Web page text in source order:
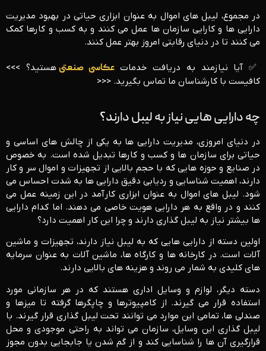
در مجموع، لیبل ‌های اموال به عنوان ابزاری حیاتی در بهبود مدیریت
دارایی‌ ها و کارایی سازمان‌ ها عمل می ‌کنند و به کسب ‌و کارها کمک
می ‌کنند تا در دنیای رقابتی امروز بهتر عمل کنند.
✅ آیا نیازمند به دریافت خدماتعکاسی صنعتی هستید؟ >>>
کافیست با کارشناسان ما تماس بگیرید. <<<
چه دارایی هایی نیاز به لیبل دارند؟
در دنیای امروزی، مدیریت دارایی ‌ها به یکی از چالش‌ های اساسی و
حیاتی برای سازمان ‌ها و کسب ‌و کارها تبدیل شده است. به خصوص
در صنایع و حوزه‌ هایی که با حجم بالایی از تجهیزات و اموال سر و کار
دارند، اهمیت شناسایی و ردیابی دقیق دارایی ‌ها به شدت احساس می
‌شود. لیبل ‌های اموال به عنوان ابزاری کارآمد در این زمینه عمل می
‌کنند و در واقع به هر دارایی هویت خاصی می ‌دهند. اما کدام دارایی
‌ها بیشتر نیاز به لیبل ‌گذاری دارند و چرا این کار اهمیت دارد؟
اولین دسته از دارایی‌ هایی که به لیبل نیاز دارند، تجهیزات و ماشین
‌آلات است. در کارخانه ‌ها و کارگاه ‌ها، ماشین‌ آلات به عنوان سرمایه
‌های کلیدی به شمار می ‌روند و هزینه ‌های بالایی دارند.
دسته دیگر، لوازم و وسایل اداری هستند که در هر سازمانی مورد
استفاده قرار می ‌گیرند. از کامپیوترها و چاپگرها گرفته تا میزها و
صندلی‌ ها، تمامی این موارد می‌ توانند تحت لیبل ‌گذاری قرار گیرند. با
لیبل‌ گذاری این وسایل، سازمان می ‌تواند به‌ راحتی موجودی و محل
قرارگیری آن‌ ها را شناسایی کند و از گم‌ شدن یا جابجایی بدون مجوز